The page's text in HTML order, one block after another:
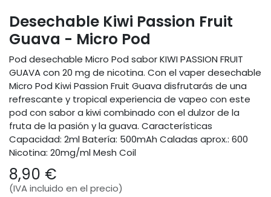
Desechable Kiwi Passion Fruit
Guava - Micro Pod
Pod desechable Micro Pod sabor KIWI PASSION FRUIT
GUAVA con 20 mg de nicotina. Con el vaper desechable
Micro Pod Kiwi Passion Fruit Guava disfrutarás de una
refrescante y tropical experiencia de vapeo con este
pod con sabor a kiwi combinado con el dulzor de la
fruta de la pasión y la guava. Características
Capacidad: 2ml Batería: 500mAh Caladas aprox.: 600
Nicotina: 20mg/ml Mesh Coil
8,90 €
(IVA incluido en el precio)